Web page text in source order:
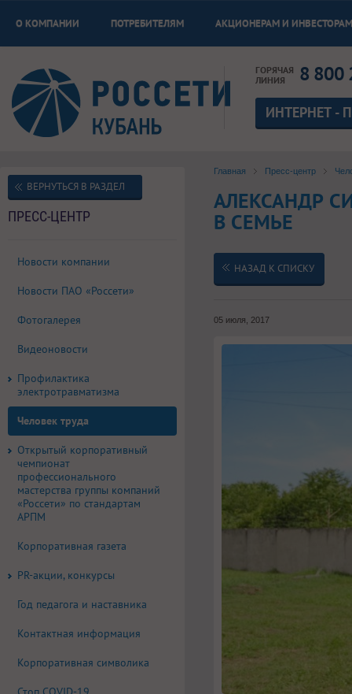
О КОМПАНИИ ПОТРЕБИТЕЛЯМ АКЦИОНЕРАМ И ИНВЕСТОРАМ
ГОРЯЧАЯ
ЛИНИЯ
8 800
ИНТЕРНЕТ -
Главная Пресс-центр
АЛЕКСАНДР
В СЕМЬЕ
НАЗАД К СПИСКУ
05 июля, 2017
ВЕРНУТЬСЯ В РАЗДЕЛ
ПРЕСС-ЦЕНТР
Новости компании
Новости ПАО «Россети»
Фотогалерея
Видеоновости
Профилактика
электротравматизма
Человек труда
Открытый корпоративный
чемпионат
профессионального
мастерства группы компаний
«Россети» по стандартам
АРПМ
Корпоративная газета
PR-акции, конкурсы
Год педагога и наставника
Контактная информация
Корпоративная символика